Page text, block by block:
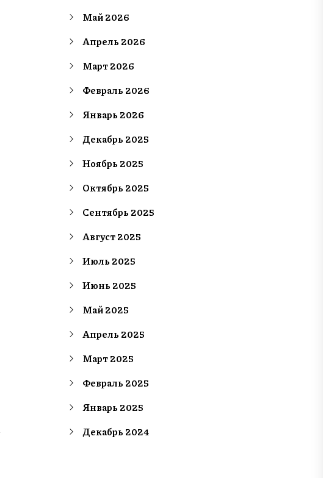
Май 2026
Апрель 2026
Март 2026
Февраль 2026
Январь 2026
Декабрь 2025
Ноябрь 2025
Октябрь 2025
Сентябрь 2025
Август 2025
Июль 2025
Июнь 2025
Май 2025
Апрель 2025
Март 2025
Февраль 2025
Январь 2025
Декабрь 2024